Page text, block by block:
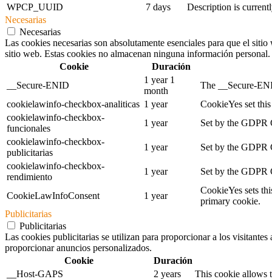
WPCP_UUID
7 days
Description is
Necesarias
Necesarias
Las cookies necesarias son absolutamente esenciales para que el
sitio web. Estas cookies no almacenan ninguna información personal.
Cookie
Duración
__Secure-ENID
1 year 1
month
The __Secure-
cookielawinfo-checkbox-analiticas 1 year
CookieYes set
cookielawinfo-checkbox-
funcionales
1 year
Set by the GDPR
cookielawinfo-checkbox-
publicitarias
1 year
Set by the GDPR
cookielawinfo-checkbox-
rendimiento
1 year Set by the GDPR
CookieLawInfoConsent 1 year
CookieYes sets
primary cookie.
Publicitarias
Publicitarias
Las cookies publicitarias se utilizan para proporcionar a los
proporcionar anuncios personalizados.
Cookie
Duración
__Host-GAPS
2 years This cookie allows